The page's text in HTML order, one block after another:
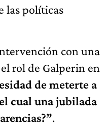
las políticas
con una
rol de Galperin en
de meterte a
cual una jubilada
.